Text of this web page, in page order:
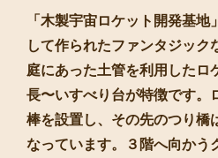
「木製宇宙ロケット開発基
して作られたファンタジック
庭にあった土管を利用したロ
長〜いすべり台が特徴です。
棒を設置し、その先のつり橋
なっています。３階へ向かう